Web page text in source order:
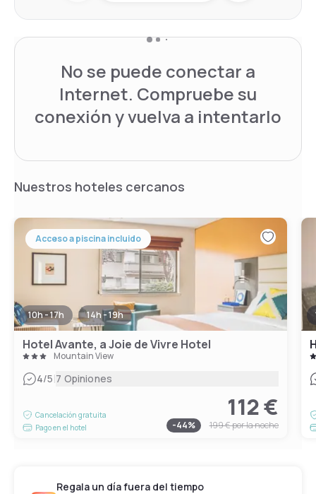
No se puede conectar a
Internet. Compruebe su
conexión y vuelva a intentarlo
Nuestros hoteles cercanos
Acceso a piscina incluido
10h - 17h 14h - 19h
Hotel Avante, a Joie de Vivre Hotel
Mountain View
4/5|7 Opiniones
Cancelación gratuita
Pago en el hotel
112 €
-44% 199 €por la noche
Regala un día fuera del tiempo